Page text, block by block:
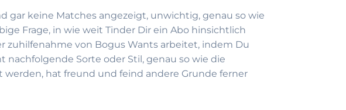
gar keine Matches angezeigt, unwichtig, genau so wie
Frage, in wie weit Tinder Dir ein Abo hinsichtlich
zuhilfenahme von Bogus Wants arbeitet, indem Du
nachfolgende Sorte oder Stil, genau so wie die
hat freund und feind andere Grunde ferner